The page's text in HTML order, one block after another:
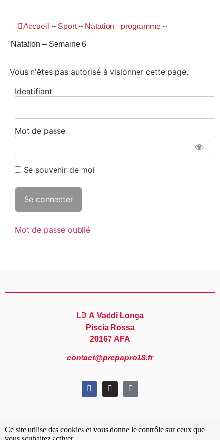
Accueil ~ Sport ~ Natation - programme ~
Natation – Semaine 6
Vous n'êtes pas autorisé à visionner cette page.
Identifiant
Mot de passe
Se souvenir de moi
Mot de passe oublié
LD A Vaddi Longa
Piscia Rossa
20167 AFA
contact@prepapro18.fr
Conditions générales de ventes
Ce site utilise des cookies et vous donne le contrôle sur ceux que
vous souhaitez activer